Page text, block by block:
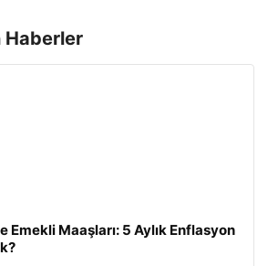
Haberler
Emekli Maaşları: 5 Aylık Enflasyon